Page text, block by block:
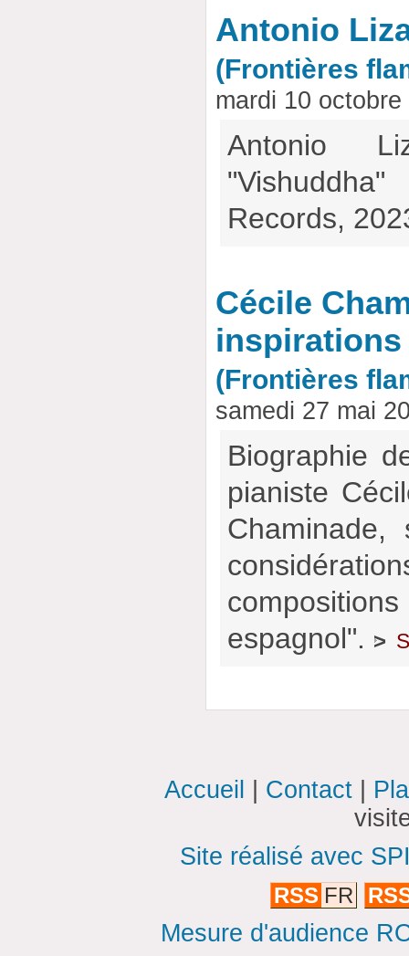
Antonio
(Frontières
mardi 10
Antonio
Records,
Cécile
(Frontières
samedi 27 mai
Biographie
pianiste
Chaminade,
espagnol". >
Accueil Contact
Site réalisé avec
RSS FR
Mesure d'audience